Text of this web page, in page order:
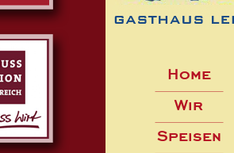
Home
Wir
Speisen